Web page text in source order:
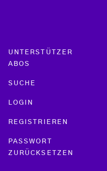
UNTERSTÜTZER
ABOS
SUCHE
LOGIN
REGISTRIEREN
PASSWORT
ZURÜCKSETZEN